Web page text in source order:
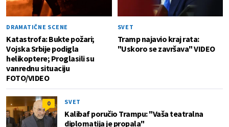
DRAMATIČNE SCENE
Katastrofa: Bukte požari;
Vojska Srbije podigla
helikoptere; Proglasili su
vanrednu situaciju
FOTO/VIDEO
SVET
Tramp najavio kraj rata:
"Uskoro se završava" VIDEO
0 SVET
Kalibaf poručio Trampu: "Vaša teatralna
diplomatija je propala"